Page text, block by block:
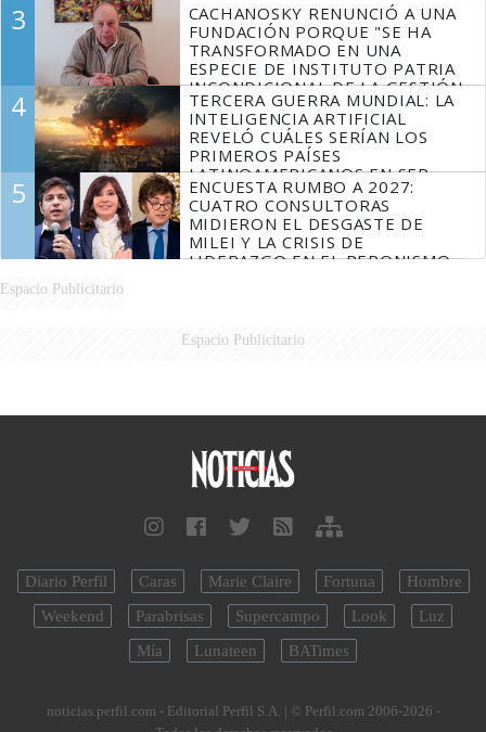
3
CACHANOSKY RENUNCIÓ A UNA
FUNDACIÓN PORQUE "SE HA
TRANSFORMADO EN UNA
ESPECIE DE INSTITUTO PATRIA
INCONDICIONAL DE LA GESTIÓN
DE MILEI"
4
TERCERA GUERRA MUNDIAL: LA
INTELIGENCIA ARTIFICIAL
REVELÓ CUÁLES SERÍAN LOS
PRIMEROS PAÍSES
LATINOAMERICANOS EN SER
DERROTADOS
5
ENCUESTA RUMBO A 2027:
CUATRO CONSULTORAS
MIDIERON EL DESGASTE DE
MILEI Y LA CRISIS DE
LIDERAZGO EN EL PERONISMO
Espacio Publicitario
Espacio Publicitario
Diario Perfil Caras Marie Claire Fortuna
Hombre
Weekend
Parabrisas Supercampo Look
Luz
Mía
Lunateen BATimes
noticias.perfil.com - Editorial Perfil S.A. | © Perfil.com 2006-2026 -